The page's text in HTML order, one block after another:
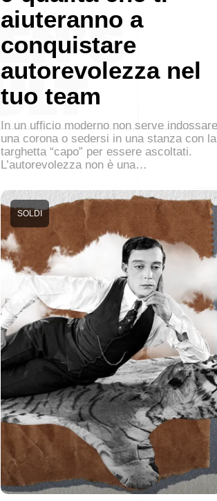
aiuteranno a
conquistare
autorevolezza nel
tuo team
In un ufficio moderno non serve indossare
una corona o sedersi in una stanza con la
targhetta “capo” per essere ascoltati.
L’autorevolezza non è una…
SOLDI